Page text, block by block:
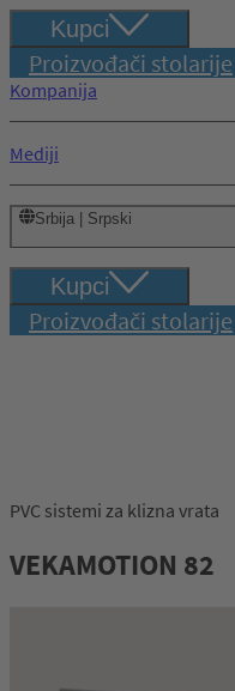
Kupci
Proizvođači stolarije
Kompanija
Mediji
Srbija | Srpski
Kupci
Proizvođači stolarije
PVC sistemi za klizna vrata
VEKAMOTION 82